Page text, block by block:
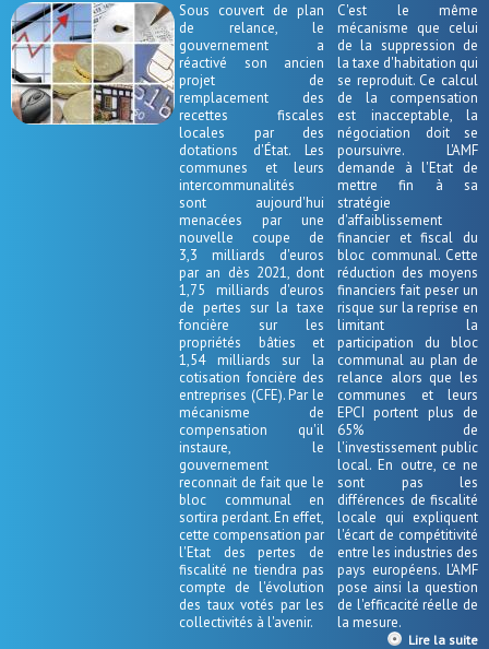
Sous couvert de plan
de relance, le
gouvernement a
réactivé son ancien
projet de
remplacement des
recettes fiscales
locales par des
dotations d'État. Les
communes et leurs
intercommunalités
sont aujourd'hui
menacées par une
nouvelle coupe de
3,3 milliards d'euros
par an dès 2021, dont
1,75 milliards d'euros
de pertes sur la taxe
foncière sur les
propriétés bâties et
1,54 milliards sur la
cotisation foncière des
entreprises (CFE). Par le
mécanisme de
compensation qu'il
instaure, le
gouvernement
reconnait de fait que le
bloc communal en
sortira perdant. En effet,
cette compensation par
l'Etat des pertes de
fiscalité ne tiendra pas
compte de l'évolution
des taux votés par les
collectivités à l'avenir.
C'est le même
mécanisme que celui
de la suppression de
la taxe d'habitation qui
se reproduit. Ce calcul
de la compensation
est inacceptable, la
négociation doit se
poursuivre. L'AMF
demande à l'Etat de
mettre fin à sa
stratégie
d'affaiblissement
financier et fiscal du
bloc communal. Cette
réduction des moyens
financiers fait peser un
risque sur la reprise en
limitant la
participation du bloc
communal au plan de
relance alors que les
communes et leurs
EPCI portent plus de
65% de
l'investissement public
local. En outre, ce ne
sont pas les
différences de fiscalité
locale qui expliquent
l'écart de compétitivité
entre les industries des
pays européens. L'AMF
pose ainsi la question
de l'efficacité réelle de
la mesure.
Lire la suite